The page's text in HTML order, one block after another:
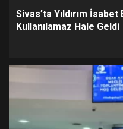
Sivas’ta Yıldırım İsabet
Kullanılamaz Hale Geldi